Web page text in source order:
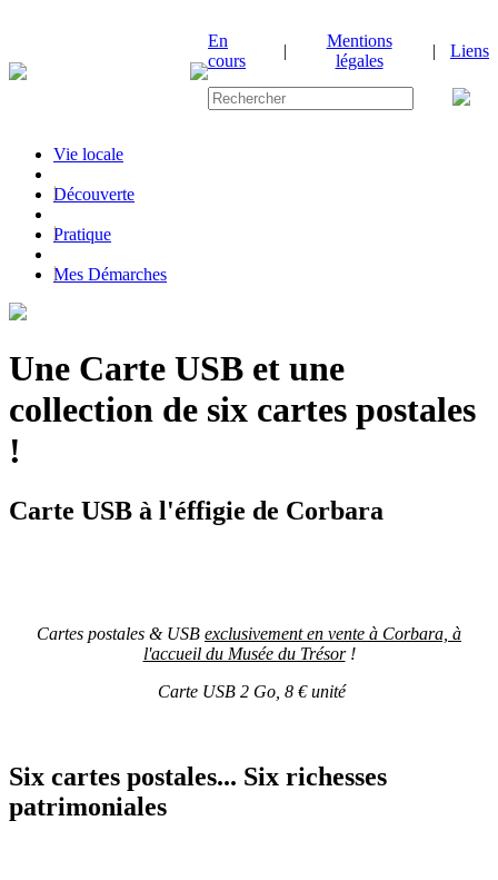
En
cours
|
Mentions
légales
| Liens
Vie locale
|Découverte
|Pratique
|Mes Démarches
Une Carte USB et une
collection de six cartes postales
!
Carte USB à l'éffigie de Corbara
Cartes postales & USB exclusivement en vente à Corbara, à
l'accueil du Musée du Trésor!
Carte USB 2 Go, 8 € unité
Six cartes postales... Six richesses
patrimoniales